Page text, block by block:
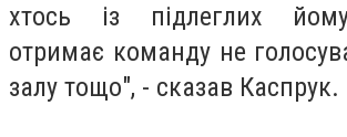
хтось із підлеглих
отримає команду не
залу тощо", - сказав Каспрук.